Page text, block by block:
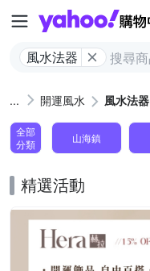
風水法器
開運風水 風水法器
全部
分類
山海鎮
精選活動